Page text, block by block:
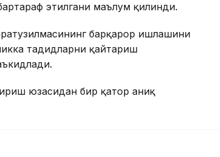
этилгани маълум қилинди.
барқарор ишлашини
таҳдидларни қайтариш
юзасидан бир қатор аниқ